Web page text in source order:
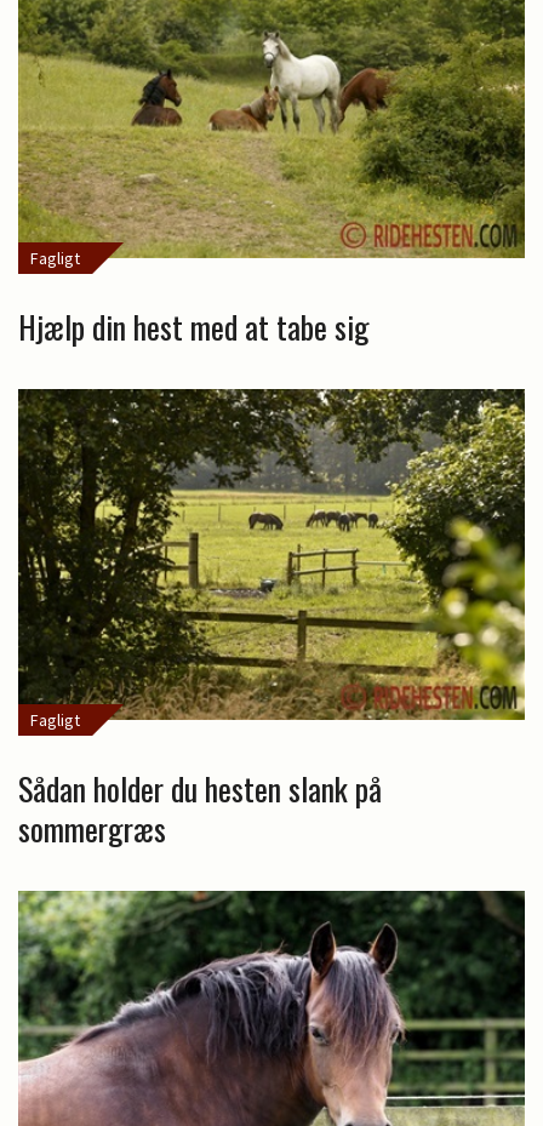
Fagligt
Hjælp din hest med at tabe sig
Fagligt
Sådan holder du hesten slank på
sommergræs